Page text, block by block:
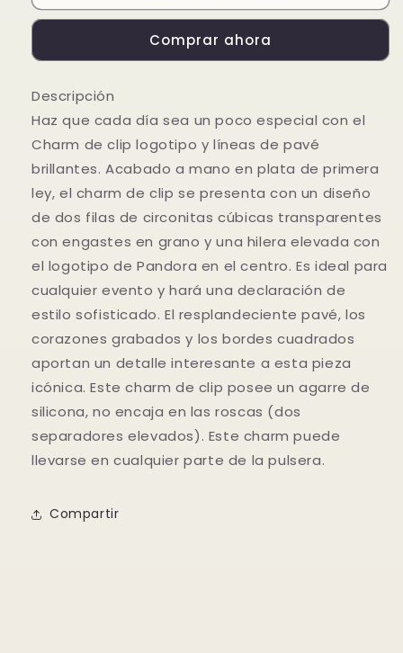
de
Clip
y
de
Pavé
Brillantes
de
Clip
Logotipo
y
Pavé
Brillantes
Comprar ahora
Descripción
Haz que cada día sea un poco especial con el
Charm de clip logotipo y líneas de pavé
brillantes. Acabado a mano en plata de primera
ley, el charm de clip se presenta con un diseño
de dos filas de circonitas cúbicas transparentes
con engastes en grano y una hilera elevada con
el logotipo de Pandora en el centro. Es ideal para
cualquier evento y hará una declaración de
estilo sofisticado. El resplandeciente pavé, los
corazones grabados y los bordes cuadrados
aportan un detalle interesante a esta pieza
icónica. Este charm de clip posee un agarre de
silicona, no encaja en las roscas (dos
separadores elevados). Este charm puede
llevarse en cualquier parte de la pulsera.
Compartir